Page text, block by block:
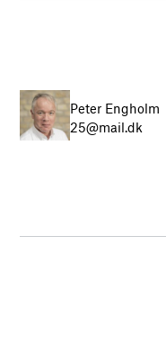
Peter Engholm
25@mail.dk